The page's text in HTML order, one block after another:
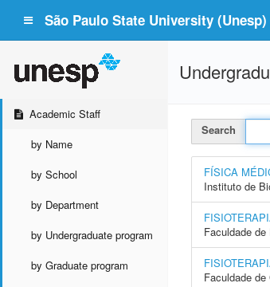
São Paulo State University
Academic Staff
by Name
by School
by Department
by Undergraduate program
by Graduate program
Search
FÍSICA
Instituto de
Faculdade
Faculdade